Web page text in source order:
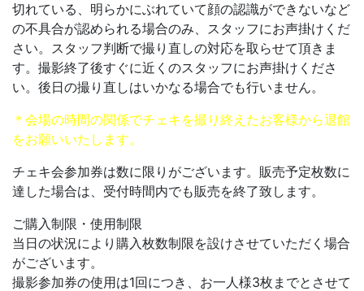
切れている、明らかにぶれていて顔の認識ができないなど
の不具合が認められる場合のみ、スタッフにお声掛けくだ
さい。スタッフ判断で撮り直しの対応を取らせて頂きま
す。撮影終了後すぐに近くのスタッフにお声掛けくださ
い。後日の撮り直しはいかなる場合でも行いません。
＊会場の時間の関係でチェキを撮り終えたお客様から退館
をお願いいたします。
チェキ会参加券は数に限りがございます。販売予定枚数に
達した場合は、受付時間内でも販売を終了致します。
ご購入制限・使用制限
当日の状況により購入枚数制限を設けさせていただく場合
がございます。
撮影参加券の使用は1回につき、お一人様3枚までとさせて